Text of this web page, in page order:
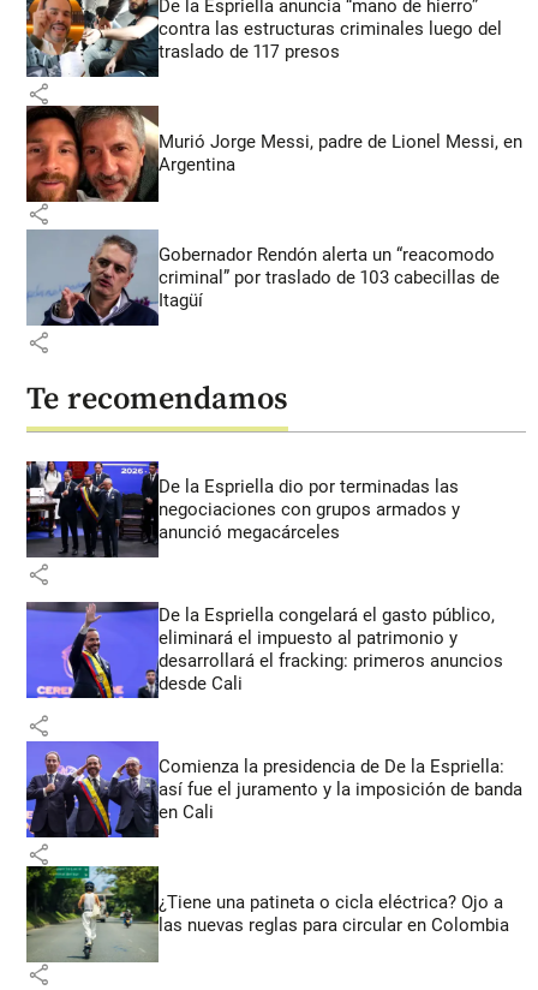
De la Espriella anuncia “mano de hierro”
contra las estructuras criminales luego del
traslado de 117 presos
share
Murió Jorge Messi, padre de Lionel Messi, en
Argentina
share
Gobernador Rendón alerta un “reacomodo
criminal” por traslado de 103 cabecillas de
Itagüí
share
Te recomendamos
De la Espriella dio por terminadas las
negociaciones con grupos armados y
anunció megacárceles
share
De la Espriella congelará el gasto público,
eliminará el impuesto al patrimonio y
desarrollará el fracking: primeros anuncios
desde Cali
share
Comienza la presidencia de De la Espriella:
así fue el juramento y la imposición de banda
en Cali
share
¿Tiene una patineta o cicla eléctrica? Ojo a
las nuevas reglas para circular en Colombia
share